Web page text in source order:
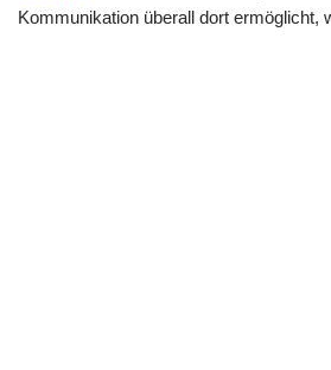
Kommunikation überall dort ermöglicht,